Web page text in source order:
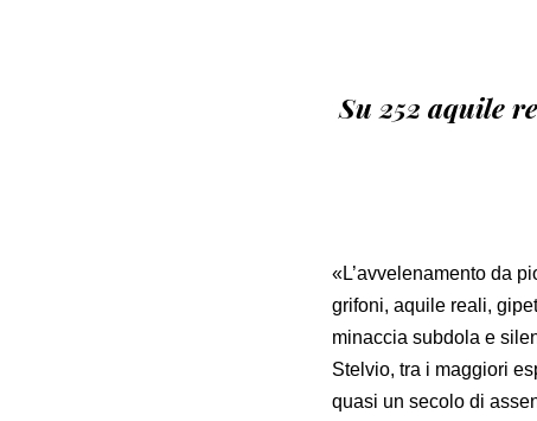
Su 252 aquile
«L’avvelenamento da
grifoni, aquile reali,
minaccia subdola e
Stelvio, tra i maggiori
quasi un secolo di